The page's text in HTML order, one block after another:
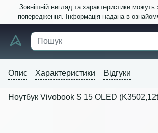
Зовнішній вигляд та характеристики можуть
попередження. Інформація надана в
Опис Характеристики Відгуки
Ноутбук Vivobook S 15 OLED